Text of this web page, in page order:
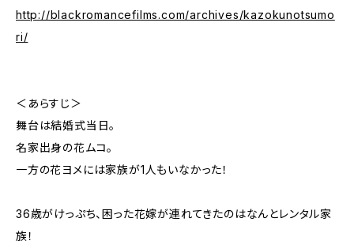
http://blackromancefilms.com/archives/kazokunotsumo
ri/
＜あらすじ＞
舞台は結婚式当日。
名家出身の花ムコ。
一方の花ヨメには家族が1人もいなかった！
36歳がけっぷち、困った花嫁が連れてきたのはなんとレンタル家
族！